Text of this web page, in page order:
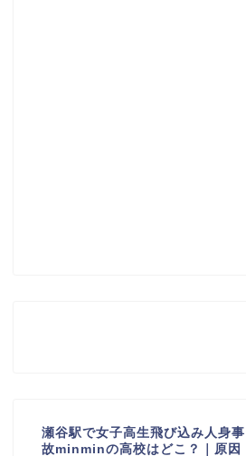
瀬谷駅で女子高生飛び込み人身事
故minminの高校はどこ？｜原因